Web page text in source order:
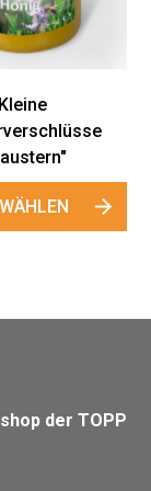
Kleine
der TOPP